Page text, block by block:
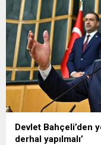
Devlet Bahçeli’den
derhal yapılmalı’